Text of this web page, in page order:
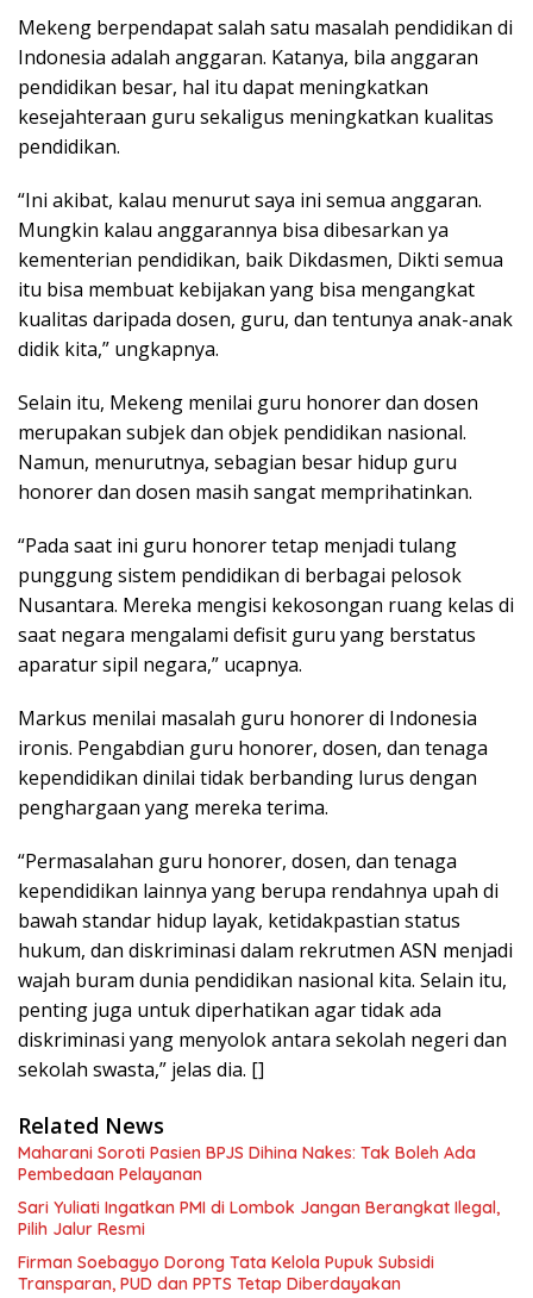
Mekeng berpendapat salah satu masalah pendidikan di
Indonesia adalah anggaran. Katanya, bila anggaran
pendidikan besar, hal itu dapat meningkatkan
kesejahteraan guru sekaligus meningkatkan kualitas
pendidikan.
“Ini akibat, kalau menurut saya ini semua anggaran.
Mungkin kalau anggarannya bisa dibesarkan ya
kementerian pendidikan, baik Dikdasmen, Dikti semua
itu bisa membuat kebijakan yang bisa mengangkat
kualitas daripada dosen, guru, dan tentunya anak-anak
didik kita,” ungkapnya.
Selain itu, Mekeng menilai guru honorer dan dosen
merupakan subjek dan objek pendidikan nasional.
Namun, menurutnya, sebagian besar hidup guru
honorer dan dosen masih sangat memprihatinkan.
“Pada saat ini guru honorer tetap menjadi tulang
punggung sistem pendidikan di berbagai pelosok
Nusantara. Mereka mengisi kekosongan ruang kelas di
saat negara mengalami defisit guru yang berstatus
aparatur sipil negara,” ucapnya.
Markus menilai masalah guru honorer di Indonesia
ironis. Pengabdian guru honorer, dosen, dan tenaga
kependidikan dinilai tidak berbanding lurus dengan
penghargaan yang mereka terima.
“Permasalahan guru honorer, dosen, dan tenaga
kependidikan lainnya yang berupa rendahnya upah di
bawah standar hidup layak, ketidakpastian status
hukum, dan diskriminasi dalam rekrutmen ASN menjadi
wajah buram dunia pendidikan nasional kita. Selain itu,
penting juga untuk diperhatikan agar tidak ada
diskriminasi yang menyolok antara sekolah negeri dan
sekolah swasta,” jelas dia. []
Related News
Maharani Soroti Pasien BPJS Dihina Nakes: Tak Boleh Ada
Pembedaan Pelayanan
Sari Yuliati Ingatkan PMI di Lombok Jangan Berangkat Ilegal,
Pilih Jalur Resmi
Firman Soebagyo Dorong Tata Kelola Pupuk Subsidi
Transparan, PUD dan PPTS Tetap Diberdayakan